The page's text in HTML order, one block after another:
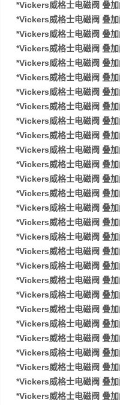
*Vickers威格士电磁阀 叠
*Vickers威格士电磁阀 叠
*Vickers威格士电磁阀 叠
*Vickers威格士电磁阀 叠
*Vickers威格士电磁阀 叠
*Vickers威格士电磁阀 叠
*Vickers威格士电磁阀 叠
*Vickers威格士电磁阀 叠
*Vickers威格士电磁阀 叠
*Vickers威格士电磁阀 叠
*Vickers威格士电磁阀 叠
*Vickers威格士电磁阀 叠
*Vickers威格士电磁阀 叠
*Vickers威格士电磁阀 叠
*Vickers威格士电磁阀 叠
*Vickers威格士电磁阀 叠
*Vickers威格士电磁阀 叠
*Vickers威格士电磁阀 叠
*Vickers威格士电磁阀 叠
*Vickers威格士电磁阀 叠
*Vickers威格士电磁阀 叠
*Vickers威格士电磁阀 叠
*Vickers威格士电磁阀 叠
*Vickers威格士电磁阀 叠
*Vickers威格士电磁阀 叠
*Vickers威格士电磁阀 叠
*Vickers威格士电磁阀 叠
*Vickers威格士电磁阀 叠